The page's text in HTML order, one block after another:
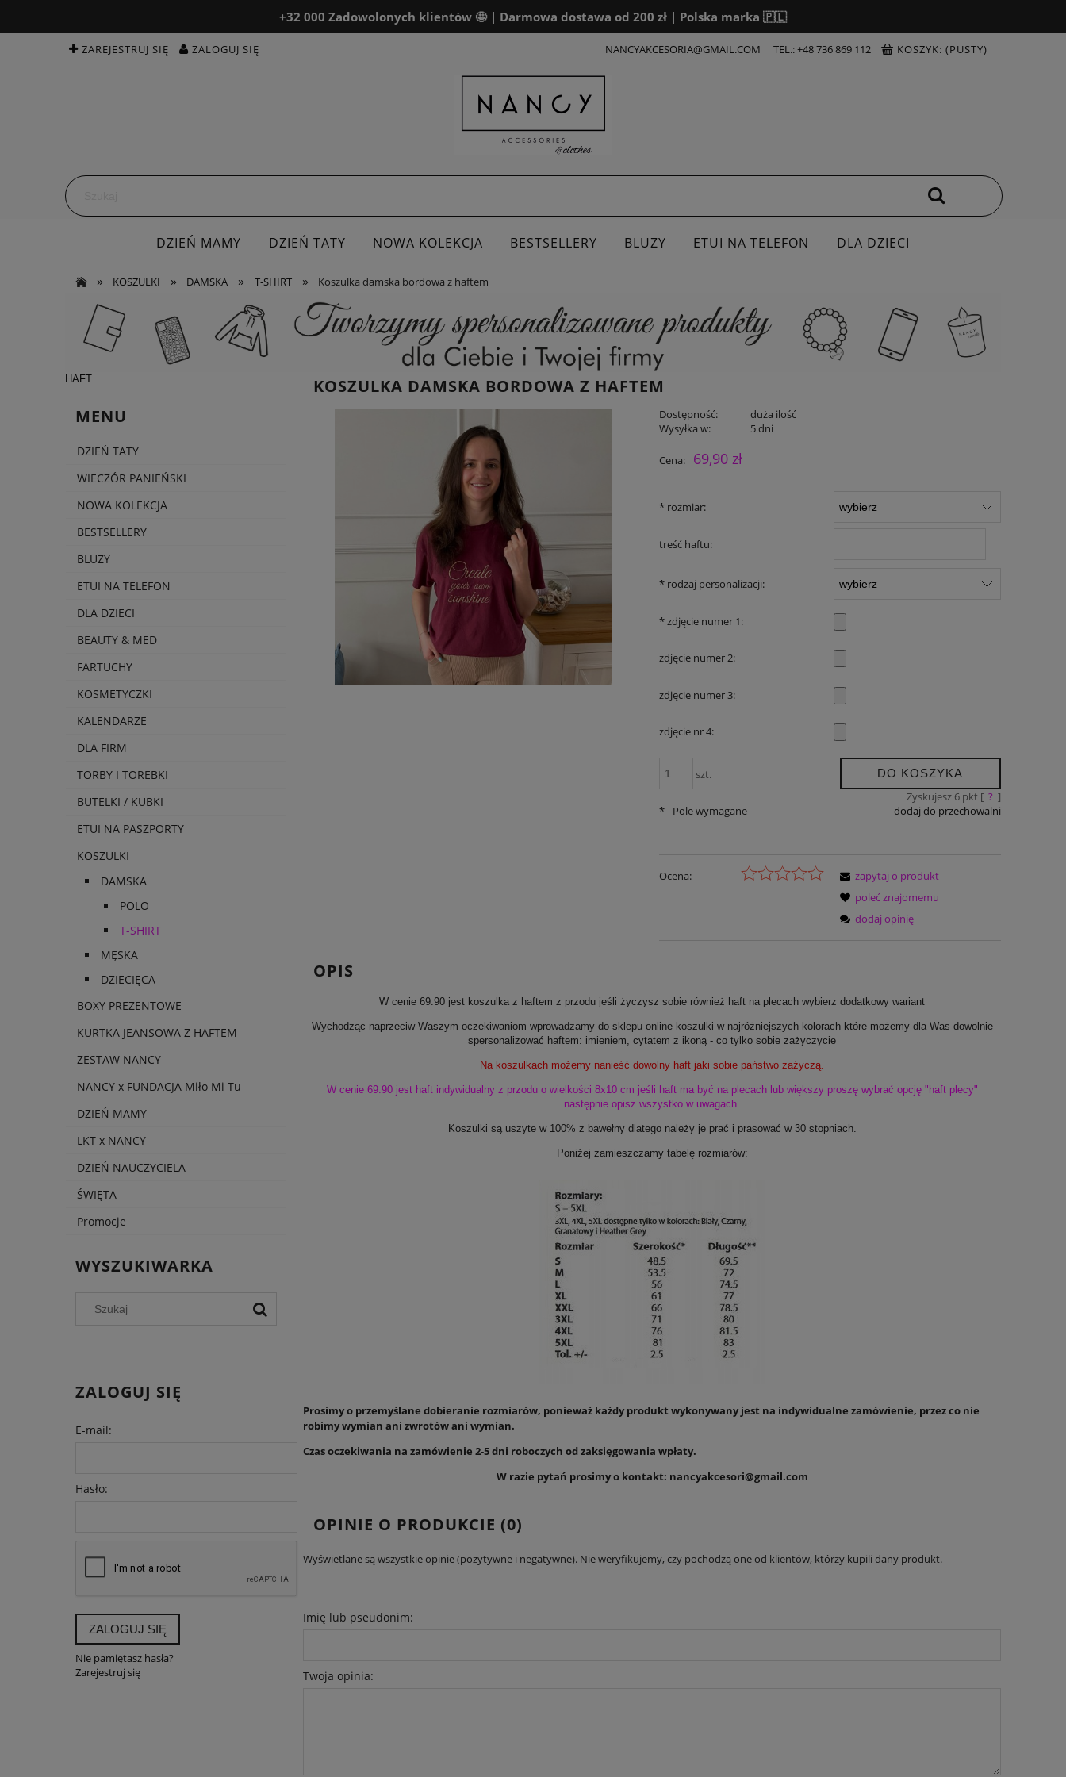
+32 000 Zadowolonych klientów 🤩 | Darmowa dostawa od 200 zł | Polska marka 🇵🇱
ZAREJESTRUJ SIĘ ZALOGUJ SIĘ NANCYAKCESORIA@GMAIL.COM TEL.: +48 736 869 112 KOSZYK: (PUSTY)
DZIEŃ MAMY DZIEŃ TATY NOWA KOLEKCJA BESTSELLERY BLUZY ETUI NA TELEFON DLA DZIECI
BEAUTY & MED OPINIE KALENDARZE DLA FIRM
» KOSZULKI » DAMSKA » T-SHIRT » Koszulka damska bordowa z haftem
HAFT
MENU
DZIEŃ TATY
WIECZÓR PANIEŃSKI
NOWA KOLEKCJA
BESTSELLERY
BLUZY
ETUI NA TELEFON
DLA DZIECI
BEAUTY & MED
FARTUCHY
KOSMETYCZKI
KALENDARZE
DLA FIRM
TORBY I TOREBKI
BUTELKI / KUBKI
ETUI NA PASZPORTY
KOSZULKI
DAMSKA
POLO
T-SHIRT
MĘSKA
DZIECIĘCA
BOXY PREZENTOWE
KURTKA JEANSOWA Z HAFTEM
ZESTAW NANCY
NANCY x FUNDACJA Miło Mi Tu
DZIEŃ MAMY
LKT x NANCY
DZIEŃ NAUCZYCIELA
ŚWIĘTA
Promocje
WYSZUKIWARKA
ZALOGUJ SIĘ
E-mail:
Hasło:
ZALOGUJ SIĘ
Nie pamiętasz hasła?
Zarejestruj się
KOSZULKA DAMSKA BORDOWA Z HAFTEM
Dostępność:
duża ilość
Wysyłka w:
5 dni
Cena: 69,90 zł
* rozmiar:
treść haftu:
* rodzaj personalizacji:
*zdjęcie numer 1:
zdjęcie numer 2:
zdjęcie numer 3:
zdjęcie nr 4:
szt. DO KOSZYKA
Zyskujesz 6pkt [ ? ]
dodaj do przechowalni
*- Pole wymagane
Ocena:
zapytaj o produkt
poleć znajomemu
dodaj opinię
OPIS
W cenie 69.90 jest koszulka z haftem z przodu jeśli życzysz sobie również haft na plecach wybierz dodatkowy wariant
Wychodząc naprzeciw Waszym oczekiwaniom wprowadzamy do sklepu online koszulki w najróżniejszych kolorach które możemy dla Was dowolnie
spersonalizować haftem: imieniem, cytatem z ikoną - co tylko sobie zażyczycie
Na koszulkach możemy nanieść dowolny haft jaki sobie państwo zażyczą.
W cenie 69.90 jest haft indywidualny z przodu o wielkości 8x10 cm jeśli haft ma być na plecach lub większy proszę wybrać opcję "haft plecy"
następnie opisz wszystko w uwagach.
Koszulki są uszyte w 100% z bawełny dlatego należy je prać i prasować w 30 stopniach.
Poniżej zamieszczamy tabelę rozmiarów:
Prosimy o przemyślane dobieranie rozmiarów, ponieważ każdy produkt wykonywany jest na indywidualne zamówienie, przez co nie
robimy wymian ani zwrotów ani wymian.
Czas oczekiwania na zamówienie 2-5 dni roboczych od zaksięgowania wpłaty.
W razie pytań prosimy o kontakt: nancyakcesori@gmail.com
OPINIE O PRODUKCIE (0)
Wyświetlane są wszystkie opinie (pozytywne i negatywne). Nie weryfikujemy, czy pochodzą one od klientów, którzy kupili dany produkt.
Imię lub pseudonim:
Twoja opinia: